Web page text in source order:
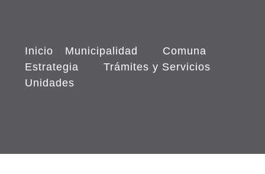
Inicio Municipalidad
Comuna
Estrategia
Trámites y Servicios
Unidades